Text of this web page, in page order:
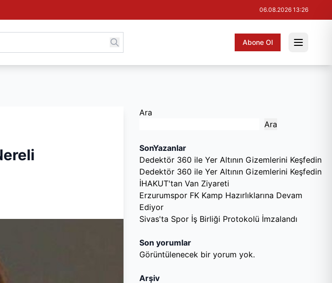
06.08.2026 13:26
Abone Ol
Ara
Ara
SonYazanlar
Dedektör 360 ile Yer Altının Gizemlerini Keşfedin
Dedektör 360 ile Yer Altının Gizemlerini Keşfedin
İHAKUT'tan Van Ziyareti
Erzurumspor FK Kamp Hazırlıklarına Devam
Ediyor
Sivas'ta Spor İş Birliği Protokolü İmzalandı
Son yorumlar
Görüntülenecek bir yorum yok.
Arşiv